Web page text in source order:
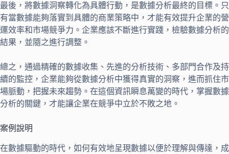
最後，將數據洞察轉化為具體行動，是數據分析最終的目標。只
有當數據能夠落實到具體的商業策略中，才能有效提升企業的營
運效率和市場競爭力。企業應該不斷進行實踐，檢驗數據分析的
結果，並隨之進行調整。
總之，通過精確的數據收集、先進的分析技術、多部門合作及持
續的監控，企業能夠從數據分析中獲得真實的洞察，進而抓住市
場脈動，把握未來趨勢。在這個資訊瞬息萬變的時代，掌握數據
分析的關鍵，才能讓企業在競爭中立於不敗之地。
案例說明
在數據驅動的時代，如何有效地呈現數據以便於理解與傳達，成